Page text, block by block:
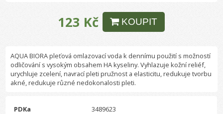
123 Kč KOUPIT
AQUA BIORA pleťová omlazovací voda k dennímu použití s možností
odličování s vysokým obsahem HA kyseliny. Vyhlazuje kožní reliéf,
urychluje zcelení, navrací pleti pružnost a elasticitu, redukuje tvorbu
akné, redukuje různé nedokonalosti pleti.
PDKa
3489623